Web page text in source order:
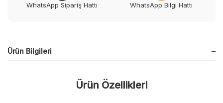
WhatsApp Sipariş Hattı WhatsApp Bilgi Hattı
Ürün Bilgileri
Ürün Özellikleri